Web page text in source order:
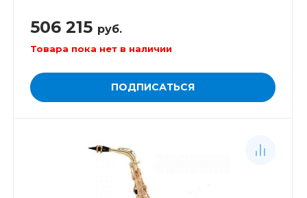
506 215 руб.
Товара пока нет в наличии
ПОДПИСАТЬСЯ